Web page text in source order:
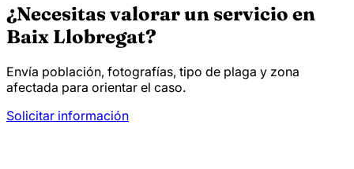
¿Necesitas valorar un servicio en
Baix Llobregat?
Envía población, fotografías, tipo de plaga y zona
afectada para orientar el caso.
Solicitar información